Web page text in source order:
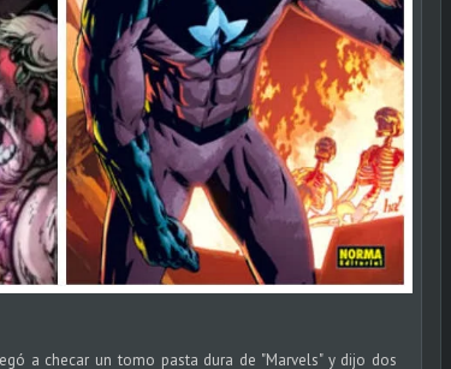
a checar un tomo pasta dura de "Marvels" y dijo dos